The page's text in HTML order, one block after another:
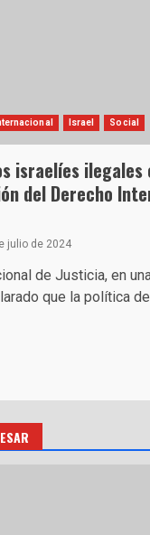
Israel Social
israelíes ilegales
del Derecho
julio de 2024
de Justicia, en
que la política